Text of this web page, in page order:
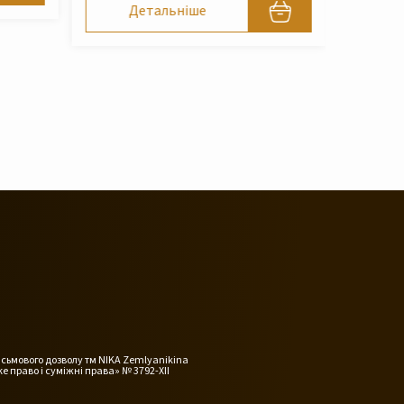
дозволу тм NIKA Zemlyanikina
і суміжні права» № 3792-XII